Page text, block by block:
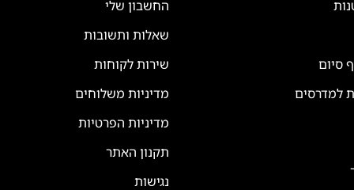
סיום
למדרסים
החשבון שלי
שאלות ותשובות
שירות לקוחות
מדיניות משלוחים
מדיניות הפרטיות
תקנון האתר
נגישות